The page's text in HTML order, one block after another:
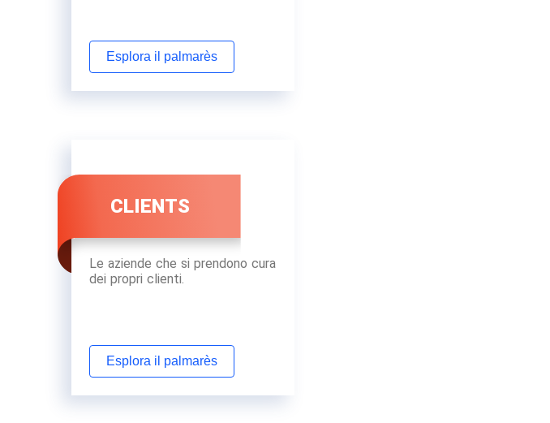
Esplora il palmarès
CLIENTS
Le aziende che si prendono cura
dei propri clienti.
Esplora il palmarès